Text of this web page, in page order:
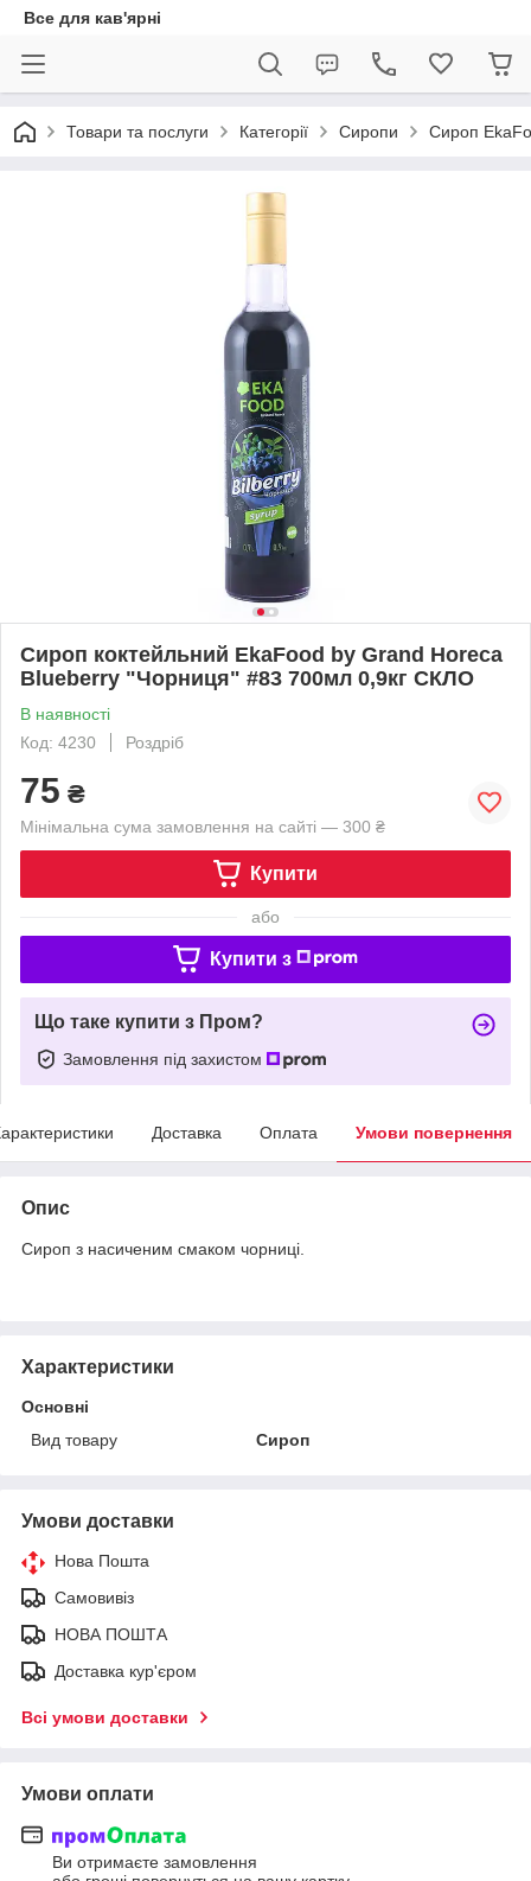
Все для кав'ярні
Товари та послуги Категорії Сиропи Сироп
Сироп коктейльний EkaFood by Grand Horeca
Blueberry "Чорниця" #83 700мл 0,9кг СКЛО
В наявності
Код: 4230
Роздріб
75 ₴
Мінімальна сума замовлення на сайті — 300 ₴
Купити
або
Купити з
Що таке купити з Пром?
Замовлення під захистом
Доставка Оплата Умови повернення
Опис
Сироп з насиченим смаком чорниці.
Характеристики
Основні
Вид товару
Сироп
Умови доставки
Нова Пошта
Самовивіз
НОВА ПОШТА
Доставка кур'єром
Всі умови доставки
Умови оплати
Ви отримаєте замовлення